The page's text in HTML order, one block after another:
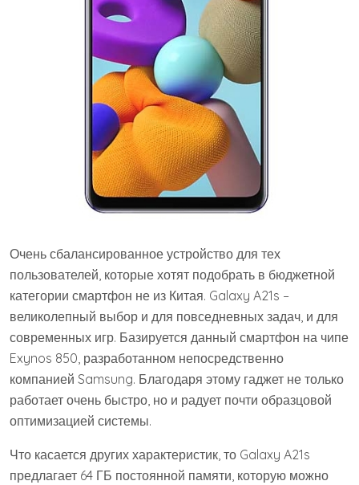
Очень сбалансированное устройство для тех
пользователей, которые хотят подобрать в бюджетной
категории смартфон не из Китая. Galaxy A21s –
великолепный выбор и для повседневных задач, и для
современных игр. Базируется данный смартфон на чипе
Exynos 850, разработанном непосредственно
компанией Samsung. Благодаря этому гаджет не только
работает очень быстро, но и радует почти образцовой
оптимизацией системы.
Что касается других характеристик, то Galaxy A21s
предлагает 64 ГБ постоянной памяти, которую можно